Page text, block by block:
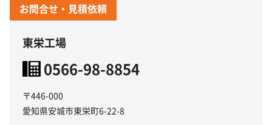
お問合せ・見積依頼
東栄工場
0566-98-8854
〒446-000
愛知県安城市東栄町6-22-8